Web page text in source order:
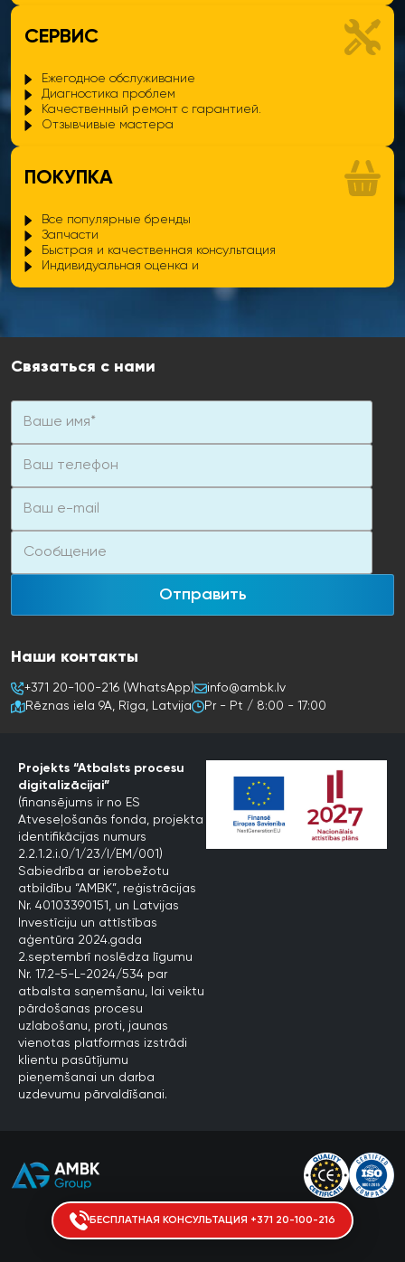
СЕРВИС
Ежегодное обслуживание
Диагностика проблем
Качественный ремонт с гарантией.
Отзывчивые мастера
ПОКУПКА
Все популярные бренды
Запчасти
Быстрая и качественная консультация
Индивидуальная оценка и
Связаться с нами
Отправить
Наши контакты
+371 20-100-216 (WhatsApp)
info@ambk.lv
Rēznas iela 9A, Rīga, Latvija
Pr - Pt / 8:00 - 17:00
Projekts “Atbalsts procesu
digitalizācijai”
(finansējums ir no ES
Atveseļošanās fonda, projekta
identifikācijas numurs
2.2.1.2.i.0/1/23/I/EM/001)
Sabiedrība ar ierobežotu
atbildību “AMBK”, reģistrācijas
Nr. 40103390151, un Latvijas
Investīciju un attīstības
aģentūra 2024.gada
2.septembrī noslēdza līgumu
Nr. 17.2-5-L-2024/534 par
atbalsta saņemšanu, lai veiktu
pārdošanas procesu
uzlabošanu, proti, jaunas
vienotas platformas izstrādi
klientu pasūtījumu
pieņemšanai un darba
uzdevumu pārvaldīšanai.
БЕСПЛАТНАЯ КОНСУЛЬТАЦИЯ +371 20-100-216